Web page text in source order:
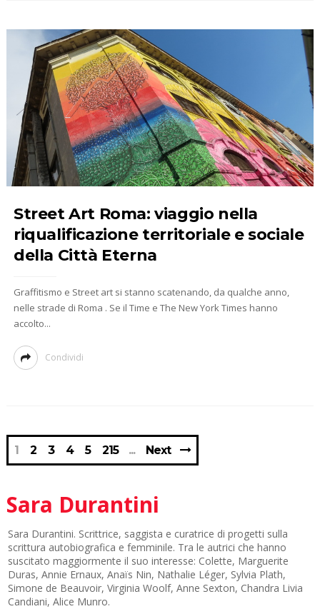
Street Art Roma: viaggio nella
riqualificazione territoriale e sociale
della Città Eterna
Graffitismo e Street art si stanno scatenando, da qualche anno,
nelle strade di Roma . Se il Time e The New York Times hanno
accolto...
Condividi
1 2 3 4 5 215 Next
Sara Durantini
Sara Durantini. Scrittrice, saggista e curatrice di progetti sulla
scrittura autobiografica e femminile. Tra le autrici che hanno
suscitato maggiormente il suo interesse: Colette, Marguerite
Duras, Annie Ernaux, Anaïs Nin, Nathalie Léger, Sylvia Plath,
Simone de Beauvoir, Virginia Woolf, Anne Sexton, Chandra Livia
Candiani, Alice Munro.